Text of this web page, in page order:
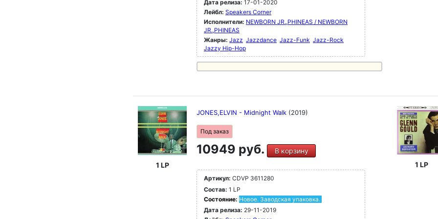
Дата релиза: 17-01-2020
Лейбл: Speakers Corner
Исполнители: NEWBORN JR.,PHINEAS / NEWBORN
JR.,PHINEAS
Жанры: Jazz Jazzdance Jazz-Funk Jazz-Rock
Jazzy Hip-Hop
1 LP
JONES,ELVIN - Midnight Walk (2019)
Под заказ
10949 руб. В корзину
Артикул: CDVP 3611280
Состав: 1 LP
Состояние: Новое. Заводская упаковка.
Дата релиза: 29-11-2019
1 LP